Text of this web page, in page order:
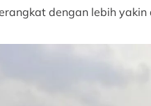
dengan lebih